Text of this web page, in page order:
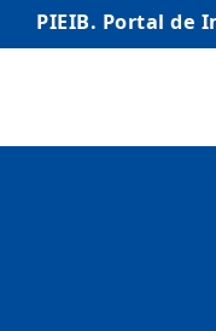
PIEIB. Portal de
INICIO